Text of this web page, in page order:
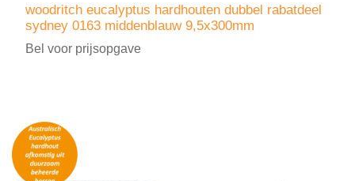
woodritch eucalyptus hardhouten dubbel rabatdeel
sydney 0163 middenblauw 9,5x300mm
Bel voor prijsopgave